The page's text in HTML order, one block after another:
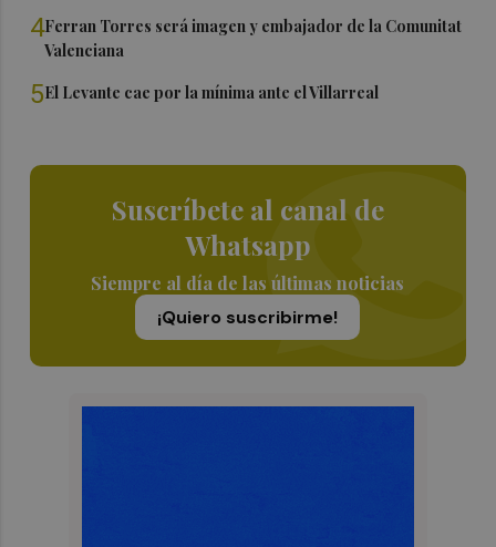
4Ferran Torres será imagen y embajador de la Comunitat
Valenciana
5El Levante cae por la mínima ante el Villarreal
Suscríbete al canal de
Whatsapp
Siempre al día de las últimas noticias
¡Quiero suscribirme!